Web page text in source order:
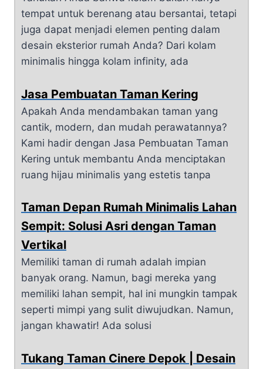
tempat untuk berenang atau bersantai, tetapi
juga dapat menjadi elemen penting dalam
desain eksterior rumah Anda? Dari kolam
minimalis hingga kolam infinity, ada
Jasa Pembuatan Taman Kering
Apakah Anda mendambakan taman yang
cantik, modern, dan mudah perawatannya?
Kami hadir dengan Jasa Pembuatan Taman
Kering untuk membantu Anda menciptakan
ruang hijau minimalis yang estetis tanpa
Taman Depan Rumah Minimalis Lahan
Sempit: Solusi Asri dengan Taman
Vertikal
Memiliki taman di rumah adalah impian
banyak orang. Namun, bagi mereka yang
memiliki lahan sempit, hal ini mungkin tampak
seperti mimpi yang sulit diwujudkan. Namun,
jangan khawatir! Ada solusi
Tukang Taman Cinere Depok | Desain